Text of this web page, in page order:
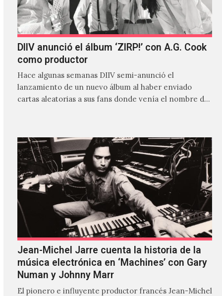
DIIV anunció el álbum ‘ZIRP!’ con A.G. Cook
como productor
Hace algunas semanas DIIV semi-anunció el
lanzamiento de un nuevo álbum al haber enviado
cartas aleatorias a sus fans donde venía el nombre de
Jean-Michel Jarre cuenta la historia de la
música electrónica en ‘Machines’ con Gary
Numan y Johnny Marr
El pionero e influyente productor francés Jean-Michel